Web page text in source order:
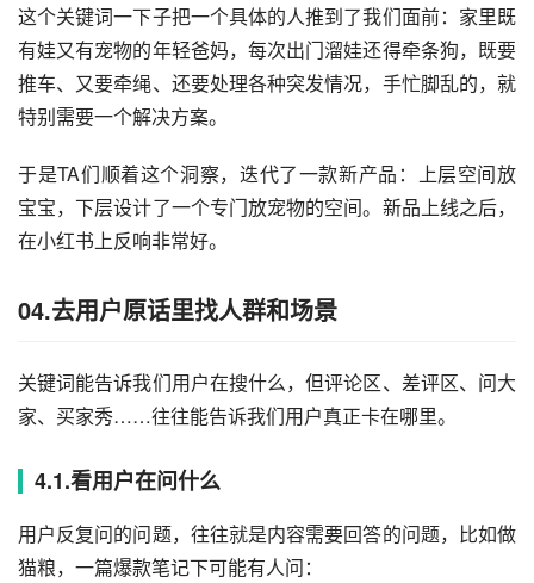
这个关键词一下子把一个具体的人推到了我们面前：家里既
有娃又有宠物的年轻爸妈，每次出门溜娃还得牵条狗，既要
推车、又要牵绳、还要处理各种突发情况，手忙脚乱的，就
特别需要一个解决方案。
于是TA们顺着这个洞察，迭代了一款新产品：上层空间放
宝宝，下层设计了一个专门放宠物的空间。新品上线之后，
在小红书上反响非常好。
04.去用户原话里找人群和场景
关键词能告诉我们用户在搜什么，但评论区、差评区、问大
家、买家秀……往往能告诉我们用户真正卡在哪里。
4.1.看用户在问什么
用户反复问的问题，往往就是内容需要回答的问题，比如做
猫粮，一篇爆款笔记下可能有人问：